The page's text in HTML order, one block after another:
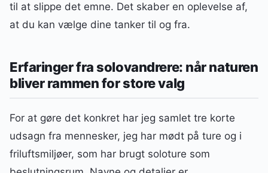
til at slippe det emne. Det skaber en oplevelse af,
at du kan vælge dine tanker til og fra.
Erfaringer fra solovandrere: når naturen
bliver rammen for store valg
For at gøre det konkret har jeg samlet tre korte
udsagn fra mennesker, jeg har mødt på ture og i
friluftsmiljøer, som har brugt soloture som